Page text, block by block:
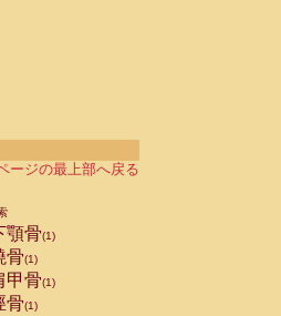
ージの最上部へ戻る
顎骨(1)
骨(1)
甲骨(1)
骨(1)